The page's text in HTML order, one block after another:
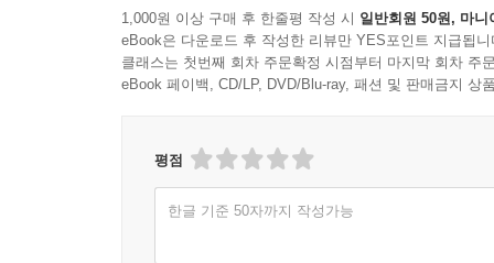
1,000원 이상 구매 후 한줄평 작성 시 일반회원 50원, 마니
eBook은 다운로드 후 작성한 리뷰만 YES포인트 지급됩니
클래스는 첫번째 회차 주문확정 시점부터 마지막 회차 주
eBook 페이백, CD/LP, DVD/Blu-ray, 패션 및 판매금지 상
평점
한글 기준 50자까지 작성가능